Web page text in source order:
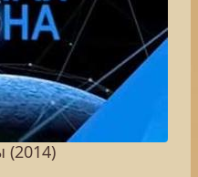
(2014)